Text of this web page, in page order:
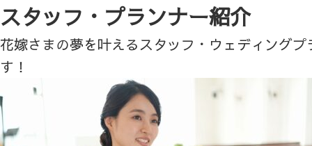
スタッフ・プランナー紹介
花嫁さまの夢を叶えるスタッフ・ウェディング
す！